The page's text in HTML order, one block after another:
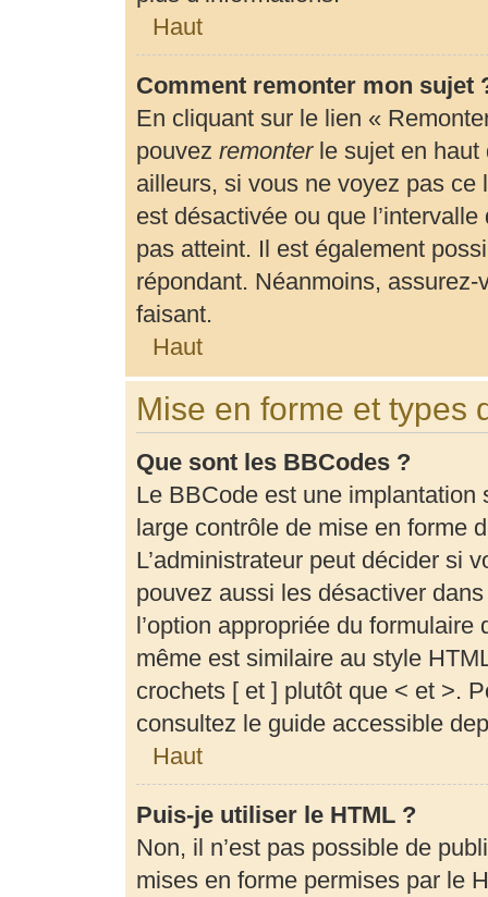
Haut
Comment remonter mon sujet
En cliquant sur le lien «
pouvez remonterle sujet en haut
ailleurs, si vous ne voyez pas
est désactivée ou que
pas atteint. Il est également
répondant. Néanmoins,
faisant.
Haut
Mise en forme et types
Que sont les BBCodes ?
Le BBCode est une
large contrôle de mise en forme
L’administrateur peut décider si
pouvez aussi les désactiver
l’option appropriée du
même est similaire au style
crochets [ et ] plutôt que < et >.
consultez le guide accessible
Haut
Puis-je utiliser le HTML ?
Non, il n’est pas possible de
mises en forme permises par le